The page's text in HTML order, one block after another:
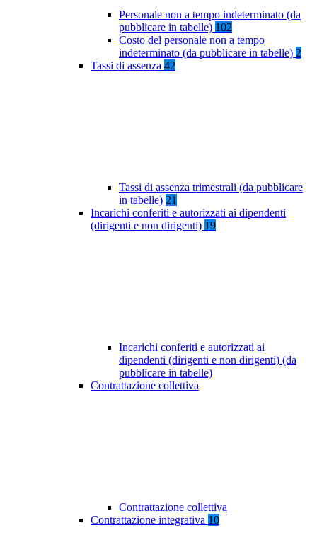
Personale non a tempo indeterminato (da
pubblicare in tabelle) 102
Costo del personale non a tempo
indeterminato (da pubblicare in tabelle) 2
Tassi di assenza 42
Tassi di assenza trimestrali (da pubblicare
in tabelle) 21
Incarichi conferiti e autorizzati ai dipendenti
(dirigenti e non dirigenti) 19
Incarichi conferiti e autorizzati ai
dipendenti (dirigenti e non dirigenti) (da
pubblicare in tabelle)
Contrattazione collettiva
Contrattazione collettiva
Contrattazione integrativa 10